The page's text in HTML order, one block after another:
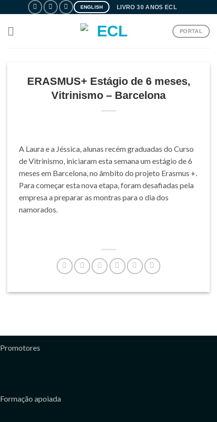
content
ENGLISH LIVRO 30 ANOS ECL
PORTAL
ERASMUS+ Estágio de 6 meses,
Vitrinismo – Barcelona
A Laura e a Jéssica, alunas recém graduadas do Curso
de Vitrinismo, iniciaram esta semana um estágio de 6
meses em Barcelona, no âmbito do projeto Erasmus +.
Para começar esta nova etapa, foram desafiadas pela
empresa a preparar as montras para o dia dos
namorados.
Promotores
Formação apoiada